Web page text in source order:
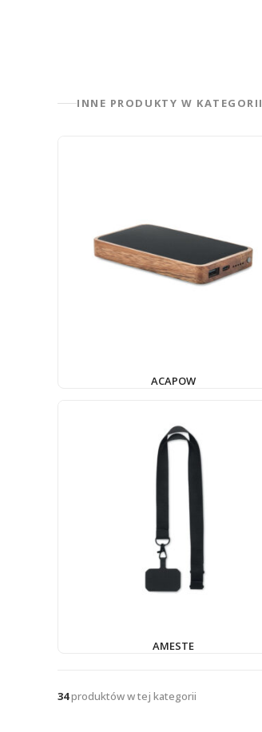
INNE PRODUKTY W KATEGORII
ACAPOW
AMESTE
34produktów w tej kategorii